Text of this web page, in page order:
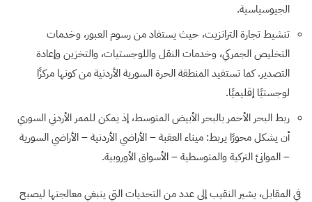
الجيوسياسية.
تنشيط تجارة الترانزيت، حيث يستفاد من رسوم العبور، وخدمات
التخليص الجمركي، وخدمات النقل واللوجستيات، والتخزين وإعادة
التصدير. كما تستفيد المنطقة الحرة السورية الأردنية من كونها مركزًا
لوجستيًا إقليميًا.
ربط البحر الأحمر بالبحر الأبيض المتوسط، إذ يمكن للممر الأردني السوري
أن يشكل محورًا يربط: ميناء العقبة – الأراضي الأردنية – الأراضي السورية
– الموانئ التركية والمتوسطية – الأسواق الأوروبية.
في المقابل، يشير النقيب إلى عدد من التحديات التي ينبغي معالجتها ليصبح